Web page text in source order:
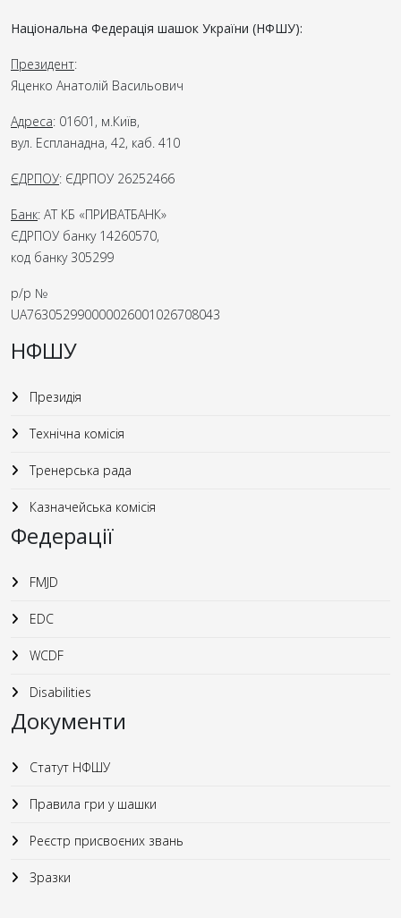
Національна Федерація шашок України (НФШУ):
Президент:
Яценко Анатолій Васильович
Адреса: 01601, м.Київ,
вул. Еспланадна, 42, каб. 410
ЄДРПОУ: ЄДРПОУ 26252466
Банк: АТ КБ «ПРИВАТБАНК»
ЄДРПОУ банку 14260570,
код банку 305299
р/р №
UA763052990000026001026708043
НФШУ
Президія
Технічна комісія
Тренерська рада
Казначейська комісія
Федерації
FMJD
EDC
WCDF
Disabilities
Документи
Статут НФШУ
Правила гри у шашки
Реєстр присвоєних звань
Зразки